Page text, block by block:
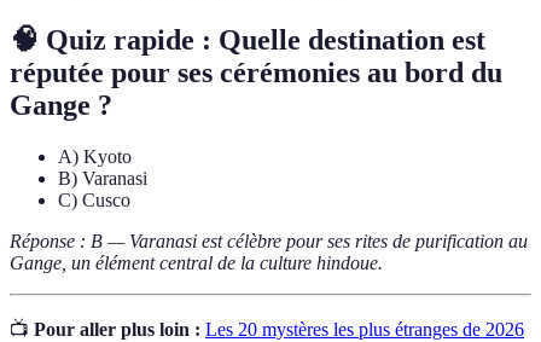
🧠 Quiz rapide : Quelle destination est
réputée pour ses cérémonies au bord du
Gange ?
A) Kyoto
B) Varanasi
C) Cusco
Réponse : B — Varanasi est célèbre pour ses rites de purification au
Gange, un élément central de la culture hindoue.
📺 Pour aller plus loin : Les 20 mystères les plus étranges de 2026